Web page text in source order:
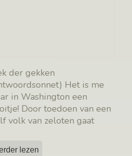
der gekken
Het is me
in Washington een
Door toedoen van een
volk van zeloten gaat
lezen